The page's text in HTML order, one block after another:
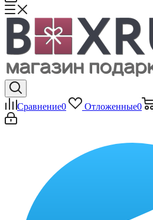
Сравнение0 Отложенные0